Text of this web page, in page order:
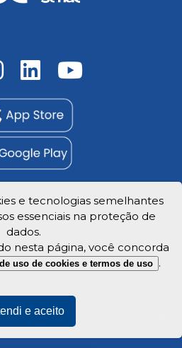
Conosco
e dados
e tecnologias semelhantes
essenciais na proteção de
dados.
nesta página, você concorda
uso de cookies e termos de uso .
e aceito